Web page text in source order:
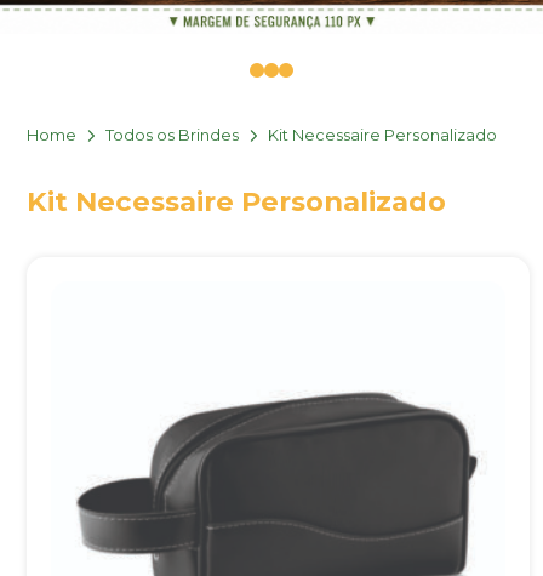
01 2
Home Todos os Brindes Kit Necessaire Personalizado
Kit Necessaire Personalizado